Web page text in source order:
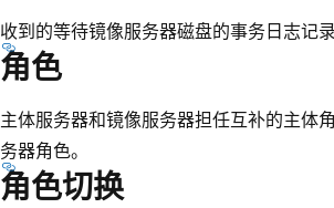
收到的等待镜像服务器磁盘的事务日志记录
角色
主体服务器和镜像服务器担任互补的主体
务器角色。
角色切换